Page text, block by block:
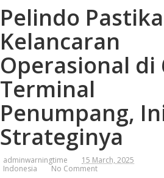
Pelindo
Kelancaran
Operasional di
Terminal
Penumpang,
Strateginya
adminwarningtime
15 March, 2025
Indonesia
No Comment